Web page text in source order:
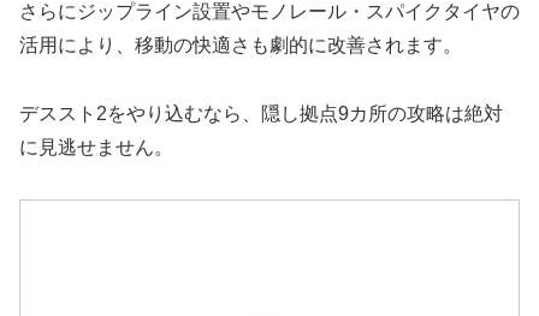
さらにジップライン設置やモノレール・スパイクタイヤの
活用により、移動の快適さも劇的に改善されます。
デススト2をやり込むなら、隠し拠点9カ所の攻略は絶対
に見逃せません。